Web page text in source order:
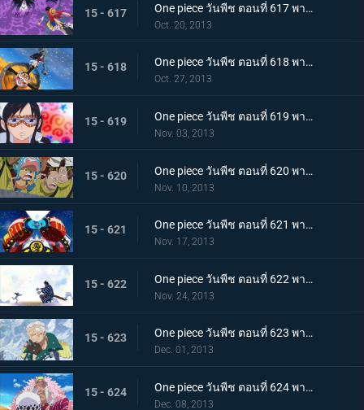
15 - 617 One piece วันพีช ตอนที่ 617 พากย์ไทย บดขยี้ซีซาร์! กริซลี่แม็กนั่มอันไร้เทียมทาน
Oct. 20, 2013
15 - 618 One piece วันพีช ตอนที่ 618 พากย์ไทย บุกโจมตี! มือสังหารจากเดรสโรซ่า
Oct. 27, 2013
15 - 619 One piece วันพีช ตอนที่ 619 พากย์ไทย อาละวาดสุดเหวี่ยง! แฟรงกี้โชกุนผู้ไร้เทียมทาน
Nov. 03, 2013
15 - 620 One piece วันพีช ตอนที่ 620 พากย์ไทย ไร้ทางหนีรอด! พังค์ฮาซาร์ดระเบิดครั้งใหญ่
Nov. 10, 2013
15 - 621 One piece วันพีช ตอนที่ 621 พากย์ไทย จับกุมซีซาร์ ระเบิดเจเนรัลแคนนอน
Nov. 17, 2013
15 - 622 One piece วันพีช ตอนที่ 622 พากย์ไทย พบกันอีกครั้งสุดประทับใจ! โมโมโนะสุเกะกับคินเอม่อน
Nov. 24, 2013
15 - 623 One piece วันพีช ตอนที่ 623 พากย์ไทย ถึงยามอำลา ออกเรือจากพังค์ฮาซาร์ด!
Dec. 01, 2013
15 - 624 One piece วันพีช ตอนที่ 624 พากย์ไทย G5 ย่อยยับ! โดฟลามิงโก้จู่โจม!
Dec. 08, 2013